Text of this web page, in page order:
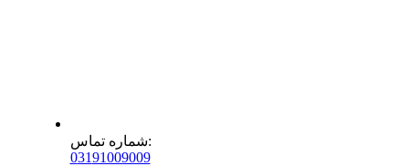
شماره تماس:
03191009009